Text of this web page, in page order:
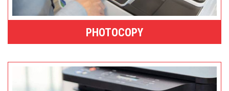
PHOTOCOPY